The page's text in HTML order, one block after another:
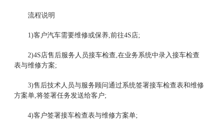
流程说明
1)客户汽车需要维修或保养,前往4S店;
2)4S店售后服务人员接车检查,在业务系统中录入接车检查
表与维修方案;
3)售后技术人员与服务顾问通过系统签署接车检查表和维修
方案单,将签署任务发送给客户;
4)客户签署接车检查表与维修方案单;